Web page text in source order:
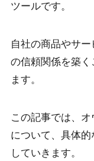
ツールです。
自社の商品やサ
の信頼関係を築
ます。
この記事では、
について、具体
していきます。